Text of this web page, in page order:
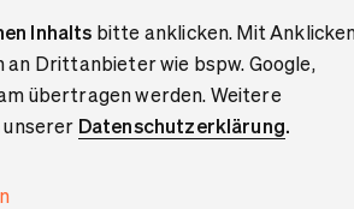
Inhalts bitte anklicken. Mit
an Drittanbieter wie bspw. Google,
übertragen werden. Weitere
unserer Datenschutzerklärung.